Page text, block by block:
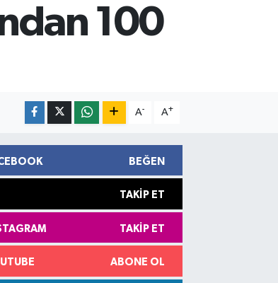
100
A- A+
BEĞEN
TAKIP ET
TAKIP ET
ABONE OL